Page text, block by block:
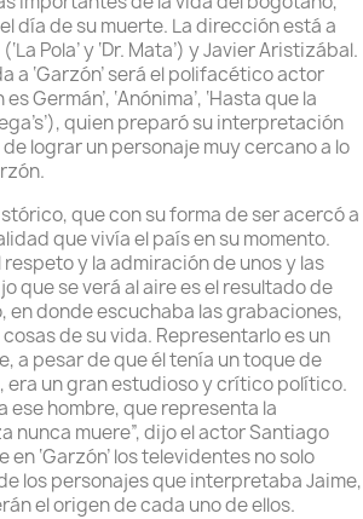
día de su muerte. La dirección está a
Pola’ y ‘Dr. Mata’) y Javier Aristizábal.
a ‘Garzón’ será el polifacético actor
es Germán’, ‘Anónima’, ‘Hasta que la
quien preparó su interpretación
lograr un personaje muy cercano a lo
que con su forma de ser acercó a
que vivía el país en su momento.
y la admiración de unos y las
que se verá al aire es el resultado de
en donde escuchaba las grabaciones,
de su vida. Representarlo es un
a pesar de que él tenía un toque de
era un gran estudioso y crítico político.
ese hombre, que representa la
nunca muere”, dijo el actor Santiago
‘Garzón’ los televidentes no solo
los personajes que interpretaba Jaime,
el origen de cada uno de ellos.